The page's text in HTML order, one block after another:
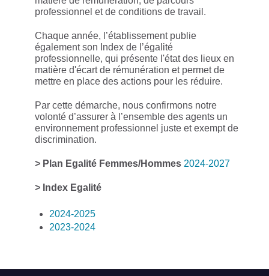
professionnel et de conditions de travail.
Chaque année, l’établissement publie
également son Index de l’égalité
professionnelle, qui présente l'état des lieux en
matière d'écart de rémunération et permet de
mettre en place des actions pour les réduire.
Par cette démarche, nous confirmons notre
volonté d’assurer à l’ensemble des agents un
environnement professionnel juste et exempt de
discrimination.
> Plan Egalité Femmes/Hommes 2024-2027
> Index Egalité
2024-2025
2023-2024